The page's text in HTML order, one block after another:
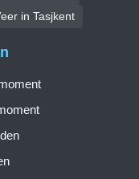
in Tasjkent